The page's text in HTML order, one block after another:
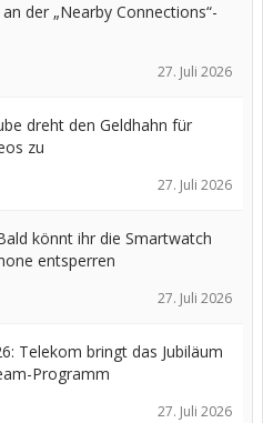
der „Nearby Connections“-
27. Juli 2026
dreht den Geldhahn für
zu
27. Juli 2026
könnt ihr die Smartwatch
entsperren
27. Juli 2026
Telekom bringt das Jubiläum
Programm
27. Juli 2026